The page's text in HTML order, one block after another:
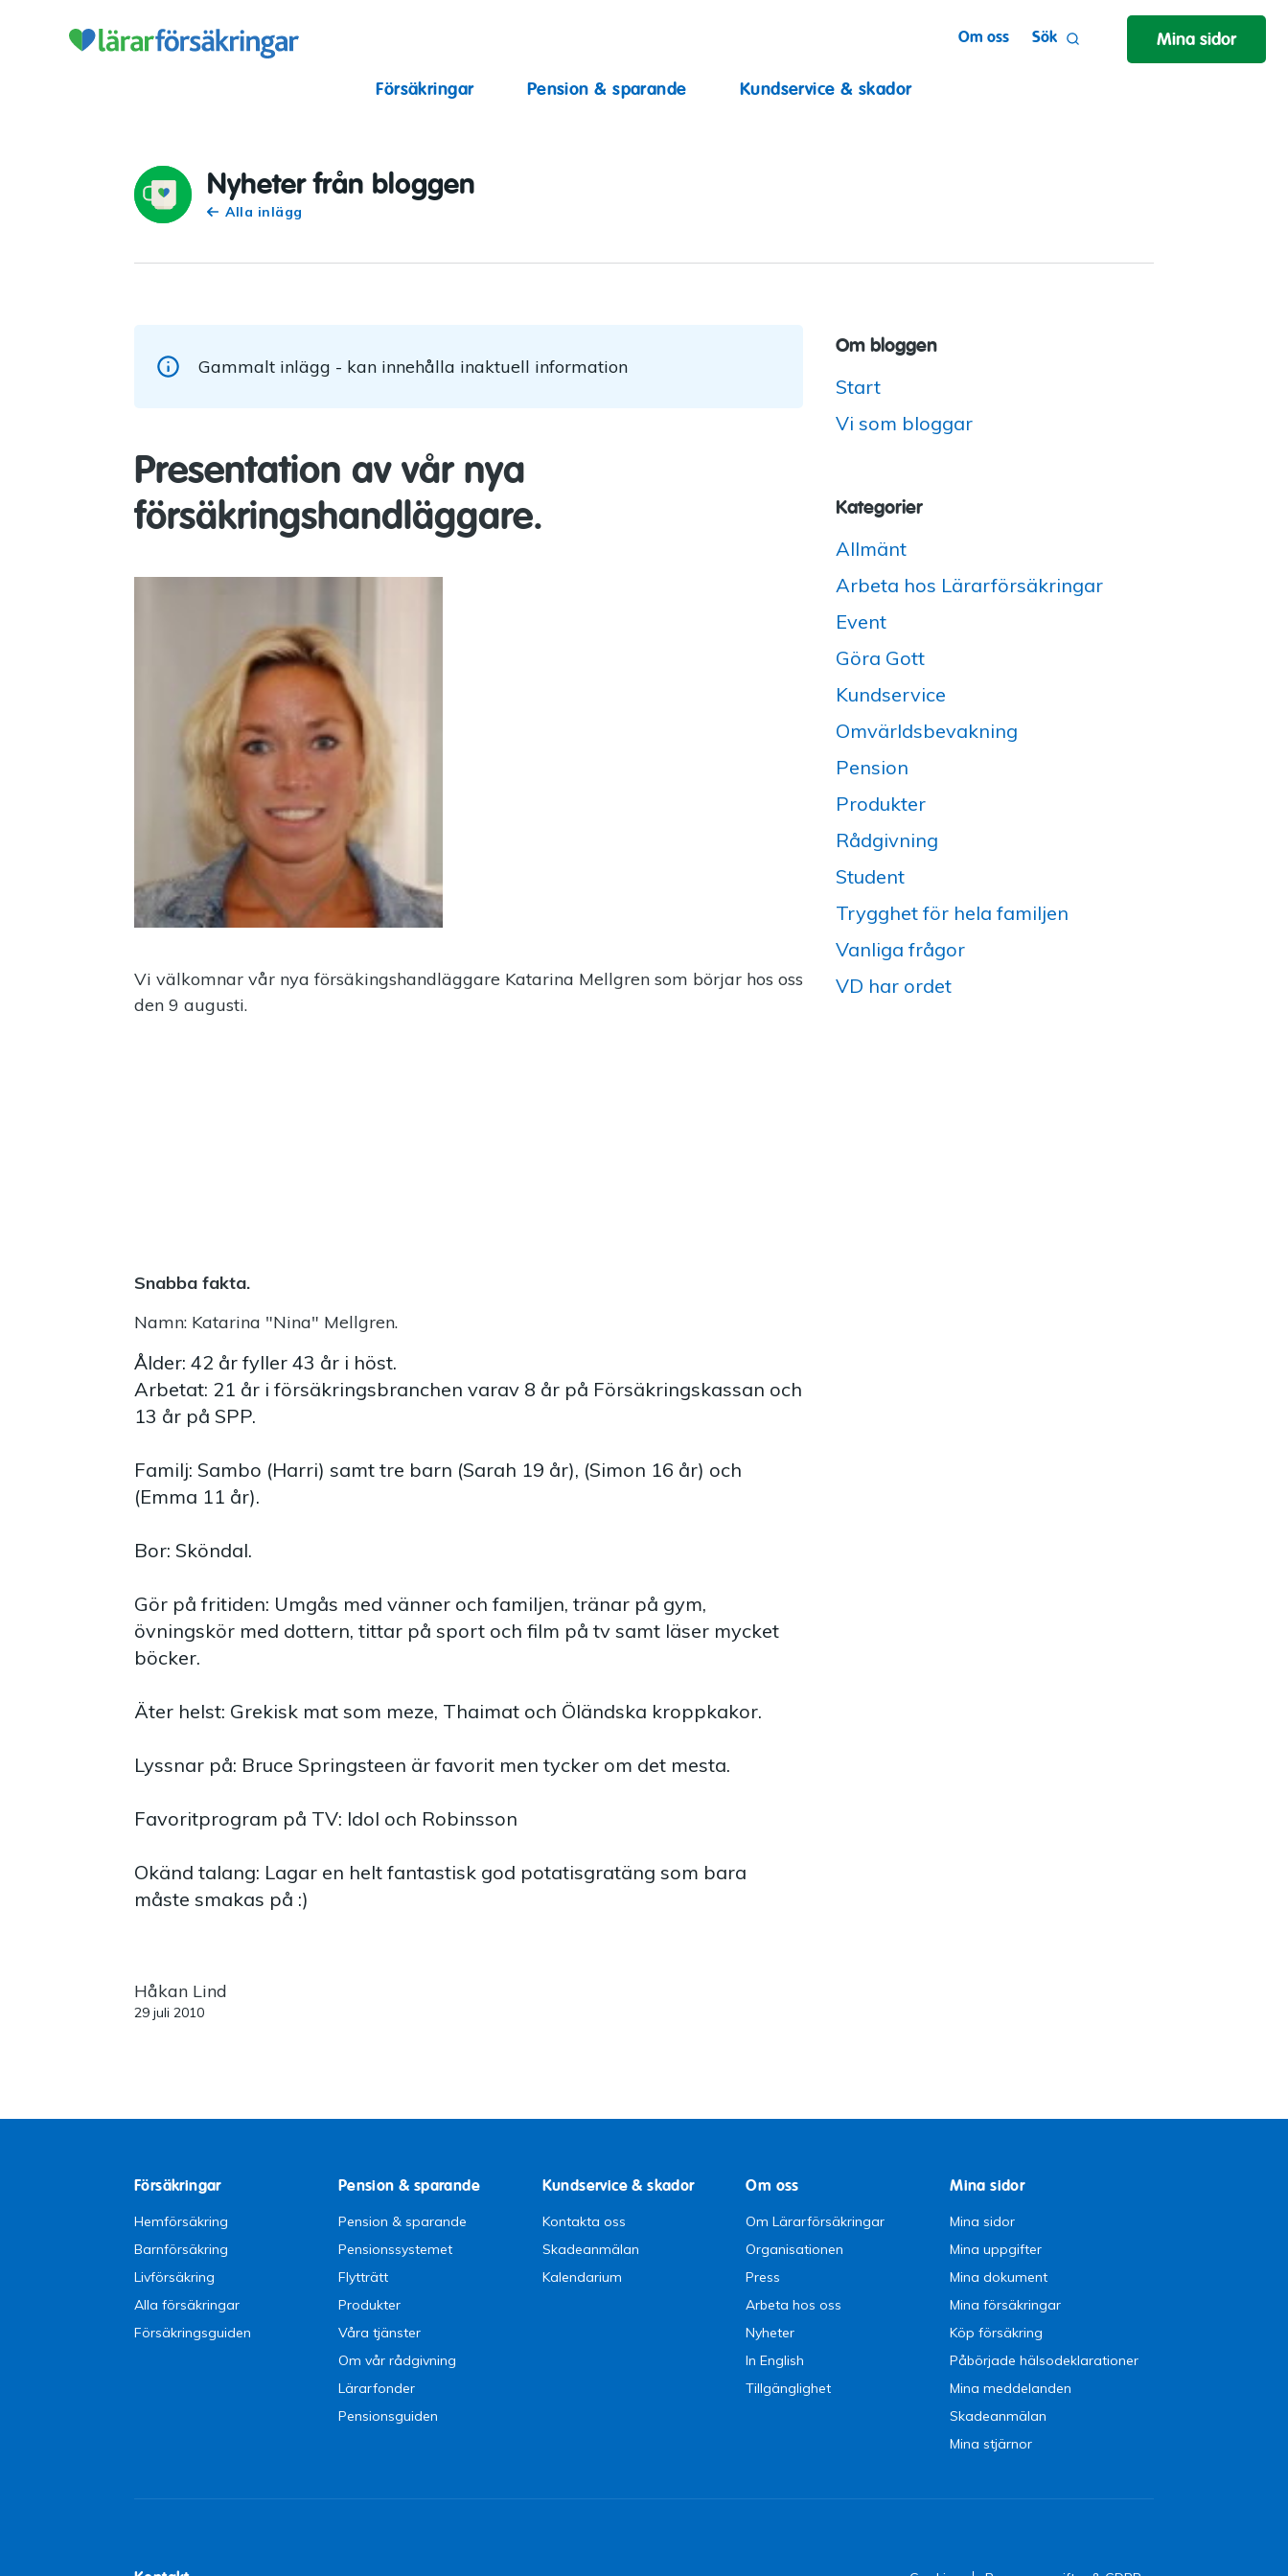
Försäkringar Pension & sparande Kundservice & skador
Om oss Sök Mina sidor
Nyheter från bloggen
Alla inlägg
Gammalt inlägg - kan innehålla inaktuell information
Presentation av vår nya
försäkringshandläggare.
Vi välkomnar vår nya försäkingshandläggare Katarina Mellgren som börjar hos oss
den 9 augusti.
Snabba fakta.
Namn: Katarina "Nina" Mellgren.
Ålder: 42 år fyller 43 år i höst.
Arbetat: 21 år i försäkringsbranchen varav 8 år på Försäkringskassan och
13 år på SPP.
Familj: Sambo (Harri) samt tre barn (Sarah 19 år), (Simon 16 år) och
(Emma 11 år).
Bor: Sköndal.
Gör på fritiden: Umgås med vänner och familjen, tränar på gym,
övningskör med dottern, tittar på sport och film på tv samt läser mycket
böcker.
Äter helst: Grekisk mat som meze, Thaimat och Öländska kroppkakor.
Lyssnar på: Bruce Springsteen är favorit men tycker om det mesta.
Favoritprogram på TV: Idol och Robinsson
Okänd talang: Lagar en helt fantastisk god potatisgratäng som bara
måste smakas på :)
Håkan Lind
29 juli 2010
Om bloggen
Start
Vi som bloggar
Kategorier
Allmänt
Arbeta hos Lärarförsäkringar
Event
Göra Gott
Kundservice
Omvärldsbevakning
Pension
Produkter
Rådgivning
Student
Trygghet för hela familjen
Vanliga frågor
VD har ordet
Försäkringar
Hemförsäkring
Barnförsäkring
Livförsäkring
Alla försäkringar
Försäkringsguiden
Pension & sparande
Pension & sparande
Pensionssystemet
Flytträtt
Produkter
Våra tjänster
Om vår rådgivning
Lärarfonder
Pensionsguiden
Kundservice & skador
Kontakta oss
Skadeanmälan
Kalendarium
Om oss
Om Lärarförsäkringar
Organisationen
Press
Arbeta hos oss
Nyheter
In English
Tillgänglighet
Mina sidor
Mina sidor
Mina uppgifter
Mina dokument
Mina försäkringar
Köp försäkring
Påbörjade hälsodeklarationer
Mina meddelanden
Skadeanmälan
Mina stjärnor